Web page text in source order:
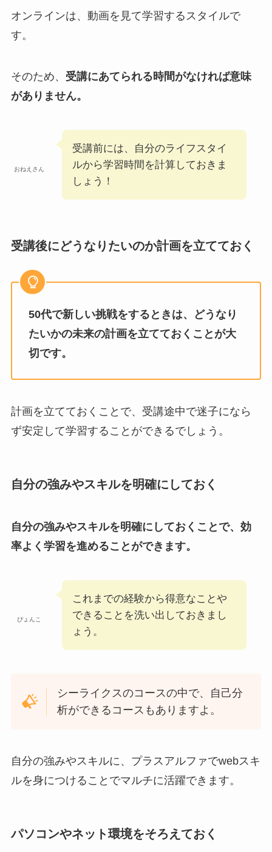
オンラインは、動画を見て学習するスタイルで
す。
そのため、 受講にあてられる時間がなければ意味
がありません。
おねえさん
受講前には、自分のライフスタイ
ルから学習時間を計算しておきま
しょう！
受講後にどうなりたいのか計画を立てておく
50代で新しい挑戦をするときは、どうなり
たいかの未来の計画を立てておくことが大
切です。
計画を立てておくことで、受講途中で迷子になら
ず安定して学習することができるでしょう。
自分の強みやスキルを明確にしておく
自分の強みやスキルを明確にしておくことで、効
率よく学習を進めることができます。
ぴょんこ
これまでの経験から得意なことや
できることを洗い出しておきまし
ょう。
シーライクスのコースの中で、自己分
析ができるコースもありますよ。
自分の強みやスキルに、プラスアルファでwebスキ
ルを身につけることでマルチに活躍できます。
パソコンやネット環境をそろえておく